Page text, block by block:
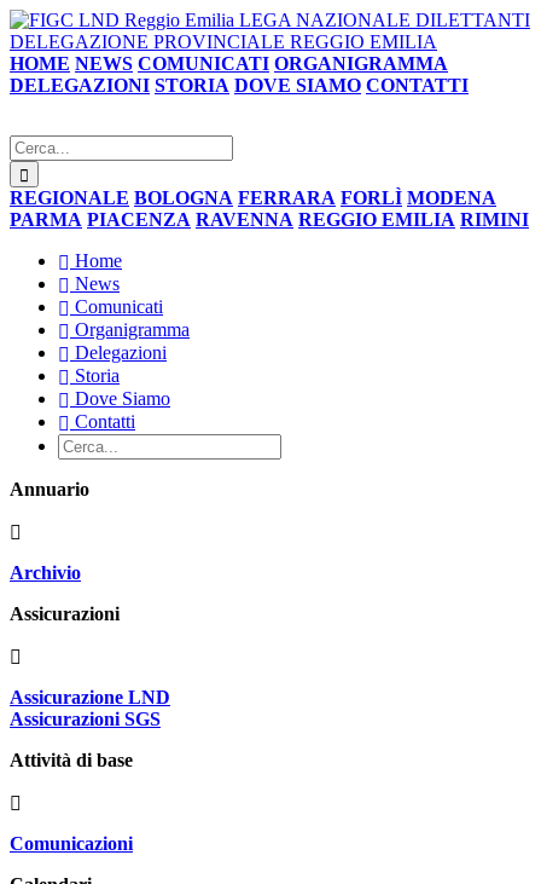
LEGA NAZIONALE DILETTANTI
DELEGAZIONE PROVINCIALE REGGIO EMILIA
HOME NEWS COMUNICATI ORGANIGRAMMA
DELEGAZIONI STORIA DOVE SIAMO CONTATTI
REGIONALE BOLOGNA FERRARA FORLÌ MODENA
PARMA PIACENZA RAVENNA REGGIO EMILIA RIMINI
Home
News
Comunicati
Organigramma
Delegazioni
Storia
Dove Siamo
Contatti
Annuario
Archivio
Assicurazioni
Assicurazione LND
Assicurazioni SGS
Attività di base
Comunicazioni